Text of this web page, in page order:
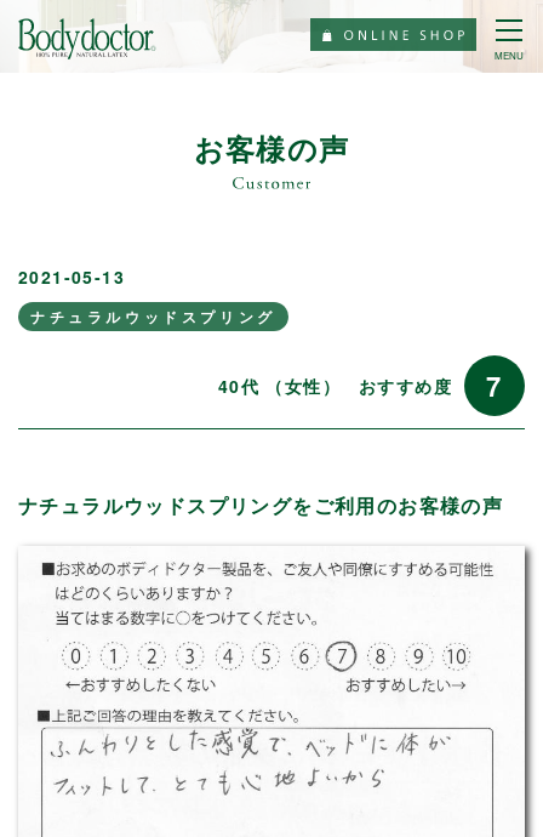
MENU
お客様の声
2021-05-13
ナチュラルウッドスプリング
40代 （女性） おすすめ度 7
ナチュラルウッドスプリングをご利用のお客様の声